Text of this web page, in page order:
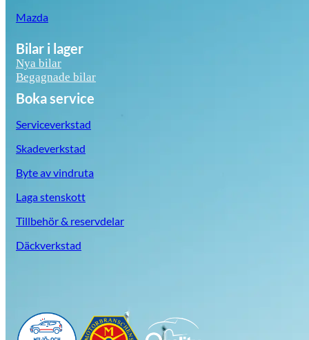
Mazda
Bilar i lager
Nya bilar
Begagnade bilar
Boka service
Serviceverkstad
Skadeverkstad
Byte av vindruta
Laga stenskott
Tillbehör & reservdelar
Däckverkstad